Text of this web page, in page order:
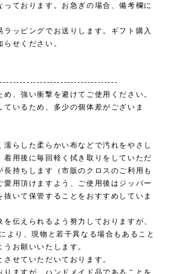
っております。お急ぎの場合、備考欄に
ラッピングでお送りします。ギフト購入
せください。
め、強い衝撃を避けてご使用ください。
ているため、多少の個体差がございま
濡らした柔らかい布などで汚れをやさし
着用後に毎回軽く拭き取りをしていただ
長持ちします（市販のクロスのご利用も
愛用頂けますよう、ご使用後はジッパー
いて保管することをおすすめしていま
を伝えられるよう努力しておりますが、
より、現物と若干異なる場合もあること
お願いいたします。
させていただいております。